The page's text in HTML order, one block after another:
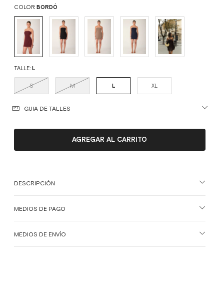
COLOR: BORDÓ
TALLE: L
S M L XL
GUIA DE TALLES
DESCRIPCIÓN
MEDIOS DE PAGO
MEDIOS DE ENVÍO